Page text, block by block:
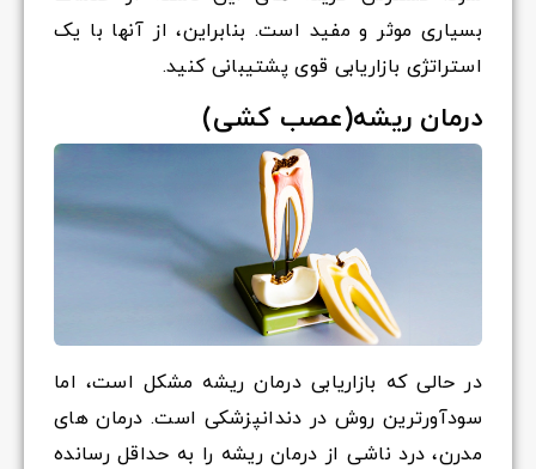
بسیاری موثر و مفید است. بنابراین، از آنها با یک
استراتژی بازاریابی قوی پشتیبانی کنید.
درمان ریشه(عصب کشی)
در حالی که بازاریابی درمان ریشه مشکل است، اما
سودآورترین روش در دندانپزشکی است. درمان های
مدرن، درد ناشی از درمان ریشه را به حداقل رسانده